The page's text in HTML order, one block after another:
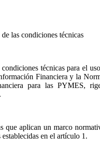
las condiciones técnicas
técnicas para el
Financiera y la
para las PYMES,
que aplican un marco
en el artículo 1.